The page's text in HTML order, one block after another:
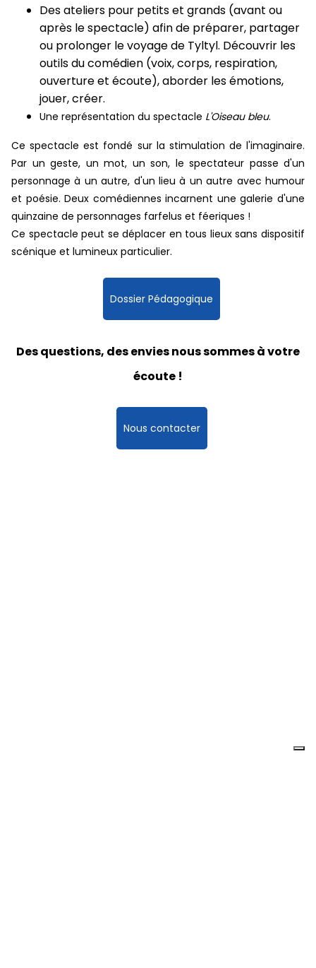
Des ateliers pour petits et grands (avant ou
après le spectacle) afin de préparer, partager
ou prolonger le voyage de Tyltyl. Découvrir les
outils du comédien (voix, corps, respiration,
ouverture et écoute), aborder les émotions,
jouer, créer.
Une représentation du spectacle L'Oiseau bleu.
Ce spectacle est fondé sur la stimulation de l'imaginaire.
Par un geste, un mot, un son, le spectateur passe d'un
personnage à un autre, d'un lieu à un autre avec humour
et poésie. Deux comédiennes incarnent une galerie d'une
quinzaine de personnages farfelus et féeriques !
Ce spectacle peut se déplacer en tous lieux sans dispositif
scénique et lumineux particulier.
Dossier Pédagogique
Des questions, des envies nous sommes à votre
écoute !
Nous contacter